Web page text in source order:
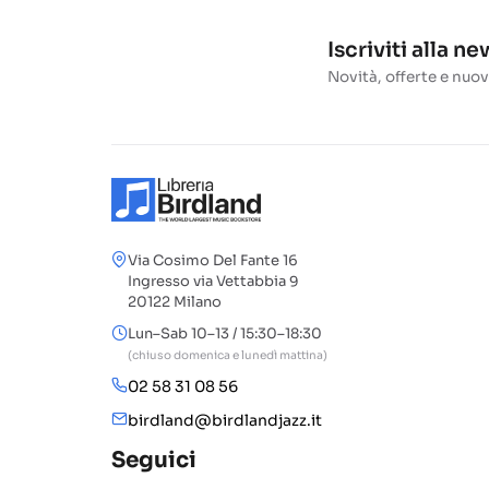
Iscriviti alla
Novità, offerte e
Via Cosimo Del Fante 16
Ingresso via Vettabbia 9
20122 Milano
Lun–Sab 10–13 / 15:30–18:30
(chiuso domenica e lunedì mattina)
02 58 31 08 56
birdland@birdlandjazz.it
Seguici